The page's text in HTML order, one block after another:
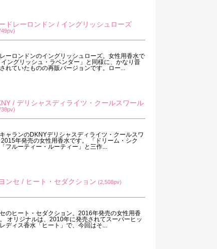
ドレーロンドン / イングリッシュローズ
ーロンドンのイングリッシュローズ。女性用香水で
ングリッシュ・ラベンダー」と同様に、かなり昔
れていたものの再販バージョンです。ロー...
/ デリシャスディライツ・クールスワール
ャランのDKNYデリシャスディライツ・クールスワ
2015年発売の女性用香水です。 「ドリーム・シク
フルーティー・ルーティー」と三作...
ンセ / ヒート・セダクション (2,508pv)
のヒート・セダクション。2016年発売の女性用香
オリジナルは、2010年に発売されてスーパーヒッ
ディス香水「ヒート」で、今回はそ...